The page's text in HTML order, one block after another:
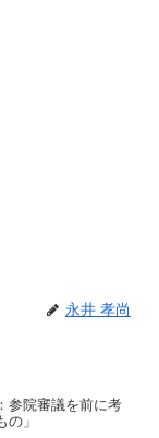
永井 孝尚
参院審議を前に考
」